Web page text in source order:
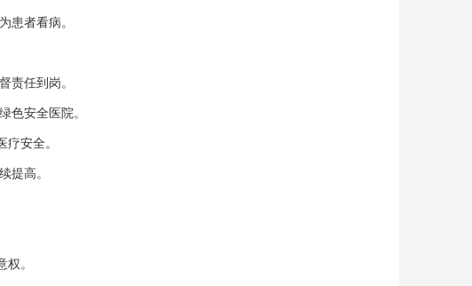
者看病。
任到岗。
安全医院。
安全。
提高。
。